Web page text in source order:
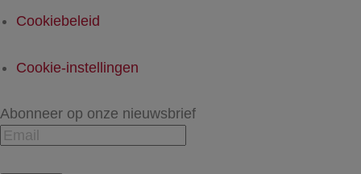
Cookiebeleid
Cookie-instellingen
Abonneer op onze nieuwsbrief